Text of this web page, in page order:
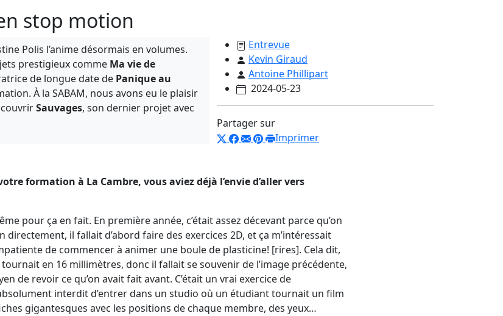
stop motion
Polis l’anime désormais en volumes.
prestigieux comme Ma vie de
de longue date de Panique au
À la SABAM, nous avons eu le plaisir
Sauvages, son dernier projet avec
Entrevue
Kevin Giraud
Antoine Phillipart
2024-05-23
Partager sur
Imprimer
formation à La Cambre, vous aviez déjà l’envie d’aller vers
pour ça en fait. En première année, c’était assez décevant parce qu’on
il fallait d’abord faire des exercices 2D, et ça m’intéressait
de commencer à animer une boule de plasticine! [rires]. Cela dit,
tournait en 16 millimètres, donc il fallait se souvenir de l’image précédente,
de revoir ce qu’on avait fait avant. C’était un vrai exercice de
interdit d’entrer dans un studio où un étudiant tournait un film
gigantesques avec les positions de chaque membre, des yeux…